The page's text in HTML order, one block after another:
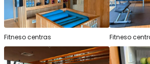
Fitneso centras Fitneso